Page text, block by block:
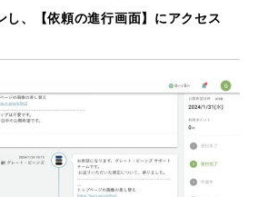
し、【依頼の進行画面】にアクセス